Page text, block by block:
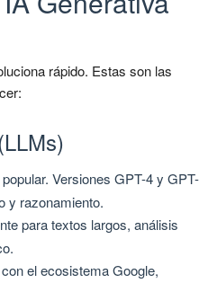
rápido. Estas son las
Versiones GPT-4 y GPT-
y razonamiento.
para textos largos, análisis
el ecosistema Google,